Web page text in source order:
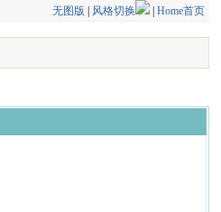
无图版 风格切换 | Home首页